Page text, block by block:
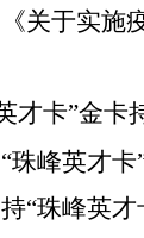
关于实施
才卡”金卡
珠峰英才
“珠峰英才